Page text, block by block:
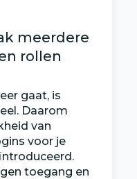
meerdere
rollen
gaat, is
Daarom
van
voor je
toegang en